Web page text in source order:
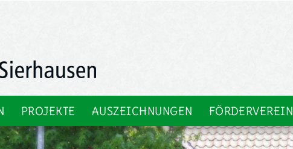
PROJEKTE AUSZEICHNUNGEN FÖRDERVEREIN